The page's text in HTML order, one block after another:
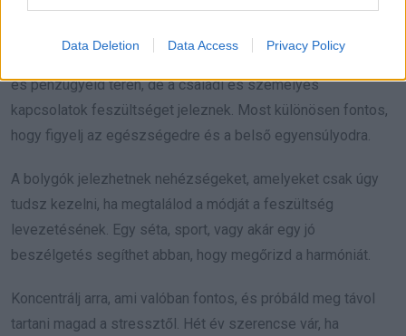
Data Deletion Data Access Privacy Policy
**VÍZÖNTŐ**
és pénzügyeid terén, de a családi és személyes
kapcsolatok feszültséget jeleznek. Most különösen fontos,
hogy figyelj az egészségedre és a belső egyensúlyodra.
A bolygók jelezhetnek nehézségeket, amelyeket csak úgy
tudsz kezelni, ha megtalálod a módját a feszültség
levezetésének. Egy séta, sport, vagy akár egy jó
beszélgetés segíthet abban, hogy megőrizd a harmóniát.
Koncentrálj arra, ami valóban fontos, és próbáld meg távol
tartani magad a stressztől. Hét év szerencse vár, ha